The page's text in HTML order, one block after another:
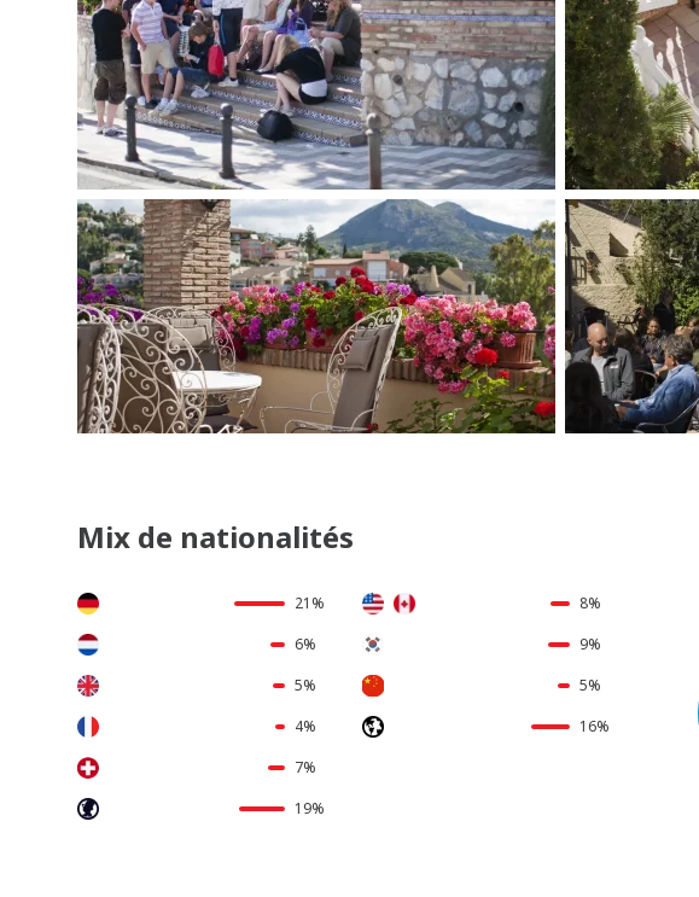
Mix de nationalités
21%
6%
5%
4%
7%
19%
8%
9%
5%
16%